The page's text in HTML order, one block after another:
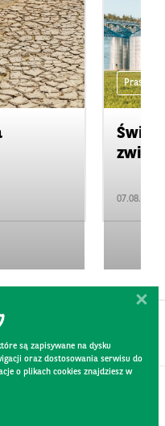
Prasa
07.08.2026
są zapisywane na dysku
oraz dostosowania serwisu do
o plikach cookies znajdziesz w